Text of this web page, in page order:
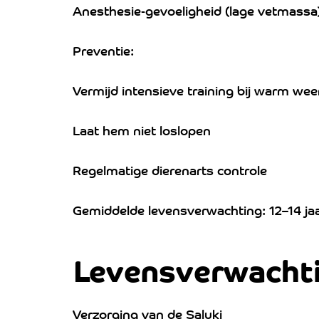
Anesthesie-gevoeligheid (lage
Preventie:
Vermijd intensieve training bij warm
Laat hem niet loslopen
Regelmatige dierenarts controle
Gemiddelde levensverwachting: 12–14
Verzorging van de Saluki